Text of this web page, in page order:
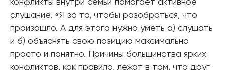
конфликты внутри семьи помогает активное
слушание. «Я за то, чтобы разобраться, что
произошло. А для этого нужно уметь а) слушать
и б) объяснять свою позицию максимально
просто и понятно. Причины большинства ярких
конфликтов, как правило, лежат в том, что друг